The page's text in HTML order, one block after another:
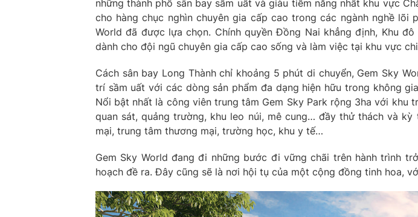
những thành phố sân bay sầm uất và giàu tiềm năng nhất khu vực
cho hàng chục nghìn chuyên gia cấp cao trong các ngành nghề
World đã được lựa chọn. Chính quyền Đồng Nai khẳng định, Khu
dành cho đội ngũ chuyên gia cấp cao sống và làm việc tại khu vực
Cách sân bay Long Thành chỉ khoảng 5 phút di chuyển, Gem Sky
trí sầm uất với các dòng sản phẩm đa dạng hiện hữu trong không
Nổi bật nhất là công viên trung tâm Gem Sky Park rộng 3ha với khu
quan sát, quảng trường, khu leo núi, mê cung… đầy thử thách và
mại, trung tâm thương mại, trường học, khu y tế…
Gem Sky World đang đi những bước đi vững chãi trên hành trình
hoạch đề ra. Đây cũng sẽ là nơi hội tụ của một cộng đồng tinh hoa,